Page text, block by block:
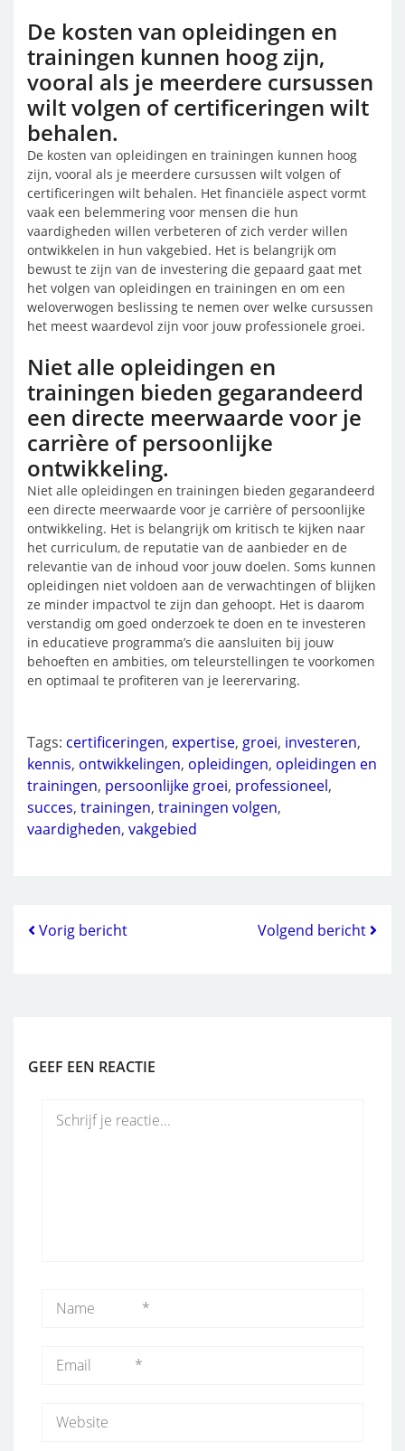
De kosten van opleidingen en
trainingen kunnen hoog zijn,
vooral als je meerdere cursussen
wilt volgen of certificeringen wilt
behalen.
De kosten van opleidingen en trainingen kunnen hoog
zijn, vooral als je meerdere cursussen wilt volgen of
certificeringen wilt behalen. Het financiële aspect vormt
vaak een belemmering voor mensen die hun
vaardigheden willen verbeteren of zich verder willen
ontwikkelen in hun vakgebied. Het is belangrijk om
bewust te zijn van de investering die gepaard gaat met
het volgen van opleidingen en trainingen en om een
weloverwogen beslissing te nemen over welke cursussen
het meest waardevol zijn voor jouw professionele groei.
Niet alle opleidingen en
trainingen bieden gegarandeerd
een directe meerwaarde voor je
carrière of persoonlijke
ontwikkeling.
Niet alle opleidingen en trainingen bieden gegarandeerd
een directe meerwaarde voor je carrière of persoonlijke
ontwikkeling. Het is belangrijk om kritisch te kijken naar
het curriculum, de reputatie van de aanbieder en de
relevantie van de inhoud voor jouw doelen. Soms kunnen
opleidingen niet voldoen aan de verwachtingen of blijken
ze minder impactvol te zijn dan gehoopt. Het is daarom
verstandig om goed onderzoek te doen en te investeren
in educatieve programma’s die aansluiten bij jouw
behoeften en ambities, om teleurstellingen te voorkomen
en optimaal te profiteren van je leerervaring.
Tags: certificeringen, expertise, groei, investeren,
kennis, ontwikkelingen, opleidingen, opleidingen en
trainingen, persoonlijke groei, professioneel,
succes, trainingen, trainingen volgen,
vaardigheden, vakgebied
Vorig bericht Volgend bericht
GEEF EEN REACTIE